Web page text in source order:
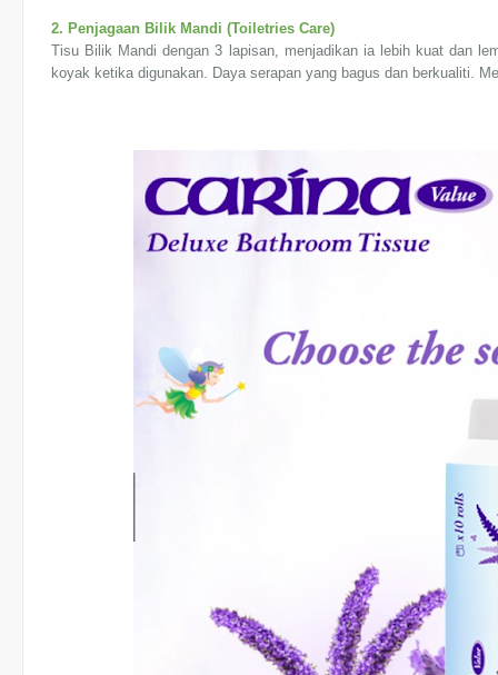
2. Penjagaan Bilik Mandi (Toiletries Care)
Tisu Bilik Mandi dengan 3 lapisan, menjadikan ia lebih kuat dan
koyak ketika digunakan. Daya serapan yang bagus dan berkualiti.